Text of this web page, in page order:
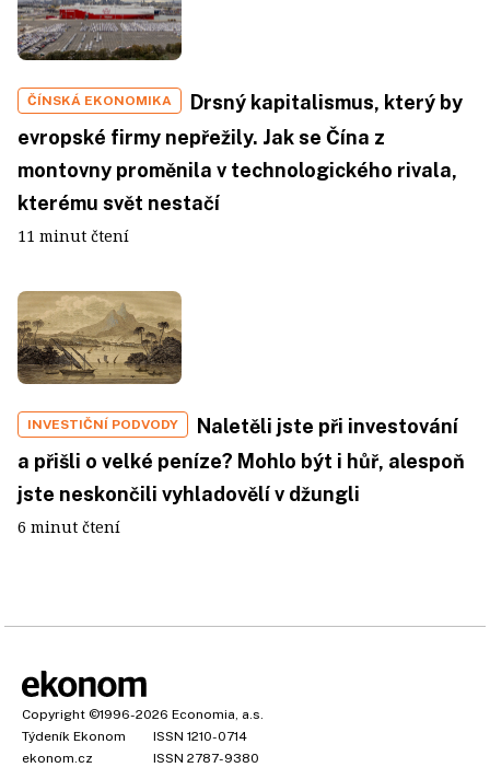
ČÍNSKÁ EKONOMIKA
Drsný kapitalismus, který by
evropské firmy nepřežily. Jak se Čína z
montovny proměnila v technologického rivala,
kterému svět nestačí
11 minut čtení
INVESTIČNÍ PODVODY
Naletěli jste při investování
a přišli o velké peníze? Mohlo být i hůř, alespoň
jste neskončili vyhladovělí v džungli
6 minut čtení
Copyright ©1996-2026 Economia, a.s.
Týdeník Ekonom
ISSN 1210-0714
ekonom.cz
ISSN 2787-9380